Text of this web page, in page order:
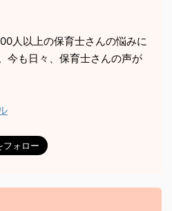
人以上の保育士さんの悩みに
今も日々、保育士さんの声が